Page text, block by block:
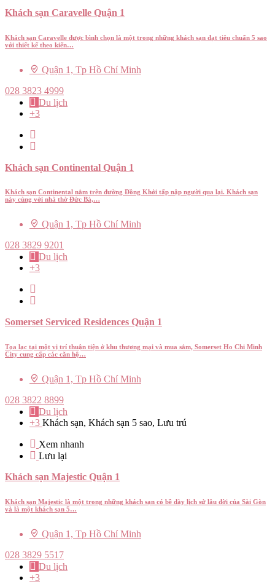
Khách sạn Caravelle Quận 1
Khách sạn Caravelle được bình chọn là một trong những khách sạn đạt tiêu chuẩn 5 sao
với thiết kế theo kiến…
Quận 1, Tp Hồ Chí Minh
028 3823 4999
Du lịch
+3
Khách sạn Continental Quận 1
Khách sạn Continental nằm trên đường Đồng Khởi tấp nập người qua lại. Khách sạn
này cùng với nhà thờ Đức Bà,…
Quận 1, Tp Hồ Chí Minh
028 3829 9201
Du lịch
+3
Somerset Serviced Residences Quận 1
Tọa lạc tại một vị trí thuận tiện ở khu thương mại và mua sắm, Somerset Ho Chi Minh
City cung cấp các căn hộ…
Quận 1, Tp Hồ Chí Minh
028 3822 8899
Du lịch
+3 Khách sạn, Khách sạn 5 sao, Lưu trú
Xem nhanh
Lưu lại
Khách sạn Majestic Quận 1
Khách sạn Majestic là một trong những khách sạn có bề dày lịch sử lâu đời của Sài Gòn
và là một khách sạn 5…
Quận 1, Tp Hồ Chí Minh
028 3829 5517
Du lịch
+3